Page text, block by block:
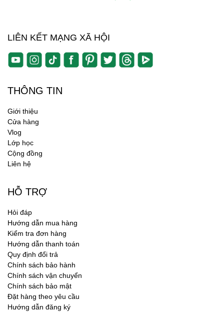
LIÊN KẾT MẠNG XÃ HỘI
THÔNG TIN
Giới thiệu
Cửa hàng
Vlog
Lớp học
Cộng đồng
Liên hệ
HỖ TRỢ
Hỏi đáp
Hướng dẫn mua hàng
Kiểm tra đơn hàng
Hướng dẫn thanh toán
Quy định đổi trả
Chính sách bảo hành
Chính sách vận chuyển
Chính sách bảo mật
Đặt hàng theo yêu cầu
Hướng dẫn đăng ký